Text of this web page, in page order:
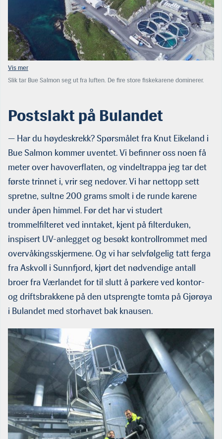
Slik tar Bue Salmon seg ut fra luften. De fire store fiskekarene dominerer.
Postslakt på Bulandet
— Har du høydeskrekk? Spørsmålet fra Knut Eikeland i
Bue Salmon kommer uventet. Vi befinner oss noen få
meter over havoverflaten, og vindeltrappa jeg tar det
første trinnet i, vrir seg nedover. Vi har nettopp sett
spretne, sultne 200 grams smolt i de runde karene
under åpen himmel. Før det har vi studert
trommelfilteret ved inntaket, kjent på filterduken,
inspisert UV-anlegget og besøkt kontrollrommet med
overvåkingsskjermene. Og vi har selvfølgelig tatt ferga
fra Askvoll i Sunnfjord, kjørt det nødvendige antall
broer fra Værlandet for til slutt å parkere ved kontor-
og driftsbrakkene på den utsprengte tomta på Gjørøya
i Bulandet med storhavet bak knausen.